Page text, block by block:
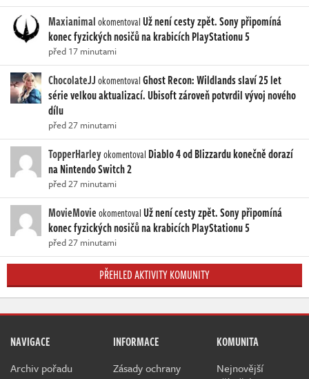
MaxianimalokomentovalUž není cesty zpět. Sony připomíná
konec fyzických nosičů na krabicích PlayStationu 5
před 17 minutami
ChocolateJJokomentovalGhost Recon: Wildlands slaví 25 let
série velkou aktualizací. Ubisoft zároveň potvrdil vývoj nového
dílu
před 27 minutami
TopperHarleyokomentoval Diablo 4 od Blizzardu konečně dorazí
na Nintendo Switch 2
před 27 minutami
MovieMovieokomentovalUž není cesty zpět. Sony připomíná
konec fyzických nosičů na krabicích PlayStationu 5
před 27 minutami
PŘEHLED AKTIVITY KOMUNITY
NAVIGACE
Archiv pořadu
INFORMACE
Zásady ochrany
KOMUNITA
Nejnovější